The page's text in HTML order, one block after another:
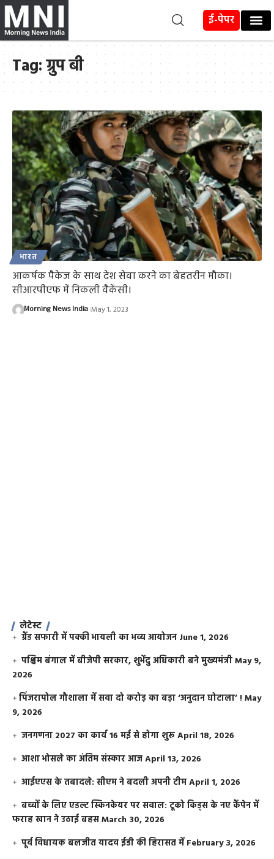
ई-पेपर
Tag:ग्रुप बी
भारत
आकर्षक पैकेज के साथ देश सेवा करने का बेहतरीन मौका।
सीआरपीएफ में निकली वैकेंसी।
Morning News India May 1, 2023
लेटेस्ट
ग्रैंड सफारी में पक्की भायली का भव्य आयोजन June 1, 2026
पश्चिम बंगाल में बीजेपी सरकार, शुभेंदु अधिकारी बने मुख्यमंत्रीMay 9,
2026
​पिंजरापोल गौशाला में सवा दो करोड़ का बड़ा ‘अनुदान घोटाला’ !May
9, 2026
जनगणना 2027 का कार्य 16 मई से होगा शुरूApril 18, 2026
आशा भोसले का अंतिम संस्कार आजApril 13, 2026
आईएएस के तबादले: सीएम ने बदली अपनी टीमApril 1, 2026
बच्चों के लिए एडल्ट स्किनकेयर पर सवाल: टूको किड्स के नए कैंपेन में
फराह खान ने उठाई बहसMarch 30, 2026
पूर्व विधायक बलजीत यादव ईडी की हिरासत में February 3, 2026